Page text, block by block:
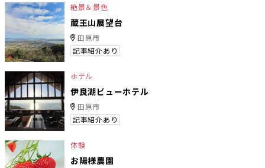
絶景＆景色
蔵王山展望台
田原市
記事紹介あり
ホテル
伊良湖ビューホテル
田原市
記事紹介あり
体験
お陽様農園